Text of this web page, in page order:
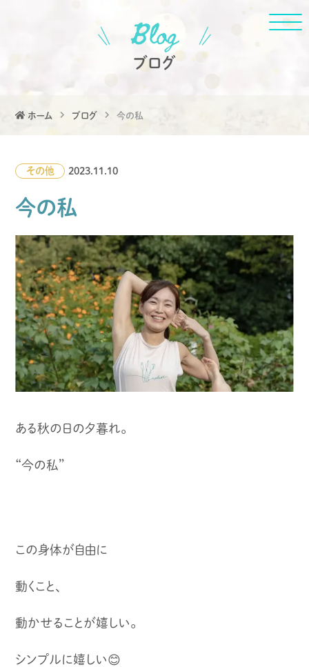
ブログ
ホーム ブログ 今の私
その他 2023.11.10
今の私
ある秋の日の夕暮れ。
“今の私”
この身体が自由に
動くこと、
動かせることが嬉しい。
シンプルに嬉しい😊